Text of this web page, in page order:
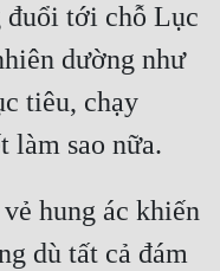
đuổi tới chỗ Lục
dường như
tiêu, chạy
hung ác khiến
dù tất cả đám